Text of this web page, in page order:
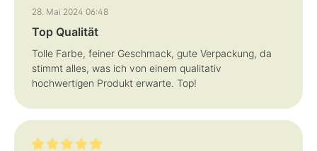
Bewertung mit 5 von 5 Sternen
28. Mai 2024 06:48
Top Qualität
Tolle Farbe, feiner Geschmack, gute Verpackung, da
stimmt alles, was ich von einem qualitativ
hochwertigen Produkt erwarte. Top!